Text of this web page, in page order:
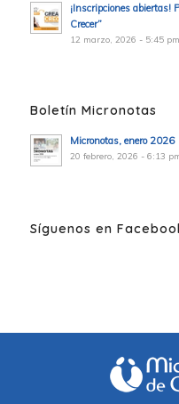
¡Inscripciones abiertas!
Crecer”
12 marzo, 2026 - 5:45 pm
Boletín Micronotas
Micronotas, enero 2026
20 febrero, 2026 - 6:13
Síguenos en